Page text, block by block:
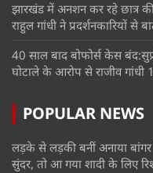
झारखंड में अनशन कर रहे छात्र की
राहुल गांधी ने प्रदर्शनकारियों
40 साल बाद बोफोर्स केस
घोटाले के आरोप से राजीव गांधी
POPULAR NEWS
लड़के से लड़की बनीं अनाया
सुंदर, तो आ गया शादी के लिए